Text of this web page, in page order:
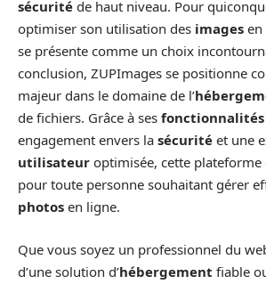
sécurité de haut niveau. Pour
optimiser son utilisation des images en
se présente comme un choix
conclusion, ZUPImages se positionne
majeur dans le domaine de l’
de fichiers. Grâce à ses fonctionnalités
engagement envers la sécurité et une
utilisateur optimisée, cette plateforme
pour toute personne souhaitant gérer
photos en ligne.
Que vous soyez un professionnel du
d’une solution d’hébergement fiable